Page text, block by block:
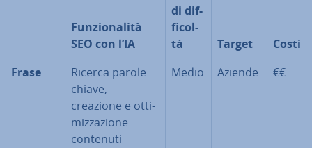
Fun­zio­na­li­tà
SEO con l’IA
di dif­
fi­col­
tà
Target
Costi
Frase
Ricerca parole
chiave,
creazione e ot­ti­
miz­za­zio­ne
contenuti
Medio Aziende €€